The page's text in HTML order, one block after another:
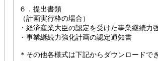
６．提出書類
（計画実行枠の場合）
・経済産業大臣の認定を受けた事業継続力
・事業継続力強化計画の認定通知書
＊その他各様式は下記からダウンロードで